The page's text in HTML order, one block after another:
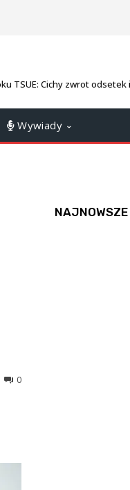
TSUE: Cichy zwrot odsetek
Wywiady
0
NAJNOWSZE